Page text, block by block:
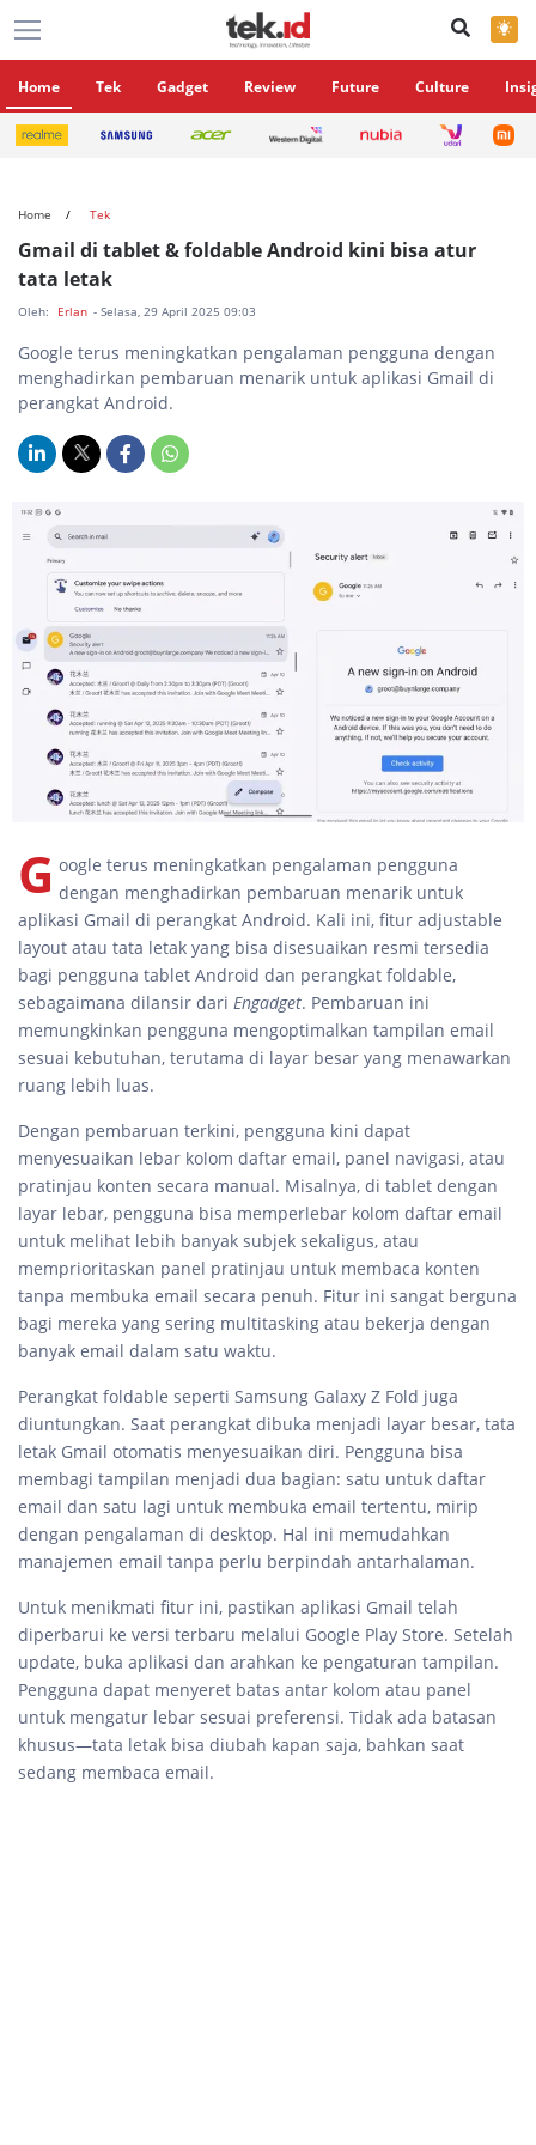
×
Home Tek Gadget Review Future Culture
Home Tek
Gmail di tablet & foldable Android kini bisa atur
tata letak
Oleh: Erlan - Selasa, 29 April 2025 09:03
Google terus meningkatkan pengalaman pengguna dengan
menghadirkan pembaruan menarik untuk aplikasi Gmail di
perangkat Android.
G oogle terus meningkatkan pengalaman pengguna
dengan menghadirkan pembaruan menarik untuk
aplikasi Gmail di perangkat Android. Kali ini, fitur adjustable
layout atau tata letak yang bisa disesuaikan resmi tersedia
bagi pengguna tablet Android dan perangkat foldable,
sebagaimana dilansir dari Engadget. Pembaruan ini
memungkinkan pengguna mengoptimalkan tampilan email
sesuai kebutuhan, terutama di layar besar yang menawarkan
ruang lebih luas.
Dengan pembaruan terkini, pengguna kini dapat
menyesuaikan lebar kolom daftar email, panel navigasi, atau
pratinjau konten secara manual. Misalnya, di tablet dengan
layar lebar, pengguna bisa memperlebar kolom daftar email
untuk melihat lebih banyak subjek sekaligus, atau
memprioritaskan panel pratinjau untuk membaca konten
tanpa membuka email secara penuh. Fitur ini sangat berguna
bagi mereka yang sering multitasking atau bekerja dengan
banyak email dalam satu waktu.
Perangkat foldable seperti Samsung Galaxy Z Fold juga
diuntungkan. Saat perangkat dibuka menjadi layar besar, tata
letak Gmail otomatis menyesuaikan diri. Pengguna bisa
membagi tampilan menjadi dua bagian: satu untuk daftar
email dan satu lagi untuk membuka email tertentu, mirip
dengan pengalaman di desktop. Hal ini memudahkan
manajemen email tanpa perlu berpindah antarhalaman.
Untuk menikmati fitur ini, pastikan aplikasi Gmail telah
diperbarui ke versi terbaru melalui Google Play Store. Setelah
update, buka aplikasi dan arahkan ke pengaturan tampilan.
Pengguna dapat menyeret batas antar kolom atau panel
untuk mengatur lebar sesuai preferensi. Tidak ada batasan
khusus—tata letak bisa diubah kapan saja, bahkan saat
sedang membaca email.